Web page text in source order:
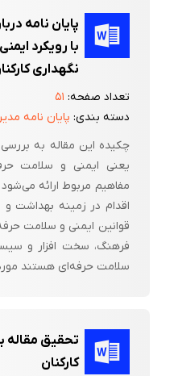
پایان نامه
با رویکرد
نگهداری
تعداد صفحه: ۵۱
دسته بندی: پایان نامه
چکیده این مقاله به
یعنی ایمنی و سلامت
مفاهیم مربوط ارائه
اقدام در زمینه بهداشت
قوانین ایمنی و سلامت
فرهنگ، سخت افزار و
سلامت حرفه‌ای هستند
تحقیق مقاله
کارکنان